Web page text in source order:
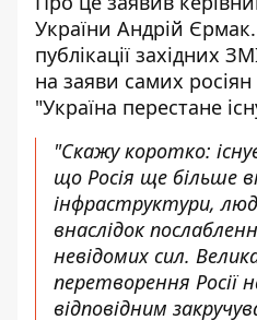
України Андрій Єрмак.
публікації західних
на заяви самих
"Україна перестане
"Скажу коротко:
що Росія ще більше
інфраструктури,
внаслідок
невідомих сил.
перетворення Росії
відповідним